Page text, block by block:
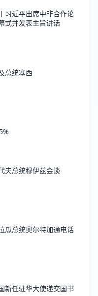
习近平出席中非合作论
式并发表主旨讲话
总统塞西
夫总统穆伊兹会谈
瓜总统奥尔特加通电话
新任驻华大使递交国书